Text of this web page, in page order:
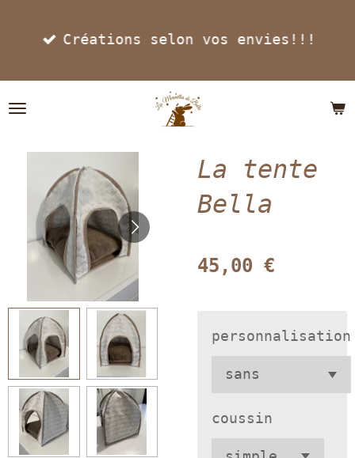
Créations selon vos envies!!!
La tente
Bella
45,00 €
personnalisation
coussin